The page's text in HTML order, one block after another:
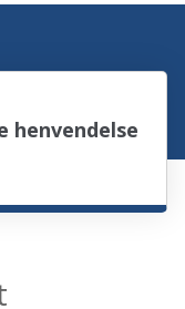
henvendelse